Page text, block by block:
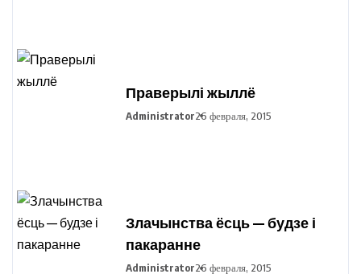
Праверылі жыллё
Administrator26 февраля, 2015
Злачынства ёсць — будзе і
пакаранне
Administrator26 февраля, 2015